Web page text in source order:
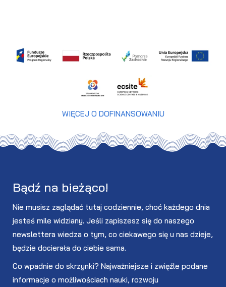
WIĘCEJ O DOFINANSOWANIU
Bądź na bieżąco!
Nie musisz zaglądać tutaj codziennie, choć każdego dnia
jesteś mile widziany. Jeśli zapiszesz się do naszego
newslettera wiedza o tym, co ciekawego się u nas dzieje,
będzie docierała do ciebie sama.
Co wpadnie do skrzynki? Najważniejsze i zwięźle podane
informacje o możliwościach nauki, rozwoju